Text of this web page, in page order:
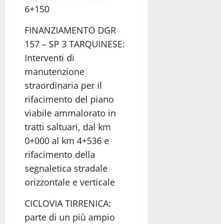
6+150
FINANZIAMENTO DGR
157 – SP 3 TARQUINESE:
Interventi di
manutenzione
straordinaria per il
rifacimento del piano
viabile ammalorato in
tratti saltuari, dal km
0+000 al km 4+536 e
rifacimento della
segnaletica stradale
orizzontale e verticale
CICLOVIA TIRRENICA:
parte di un più ampio